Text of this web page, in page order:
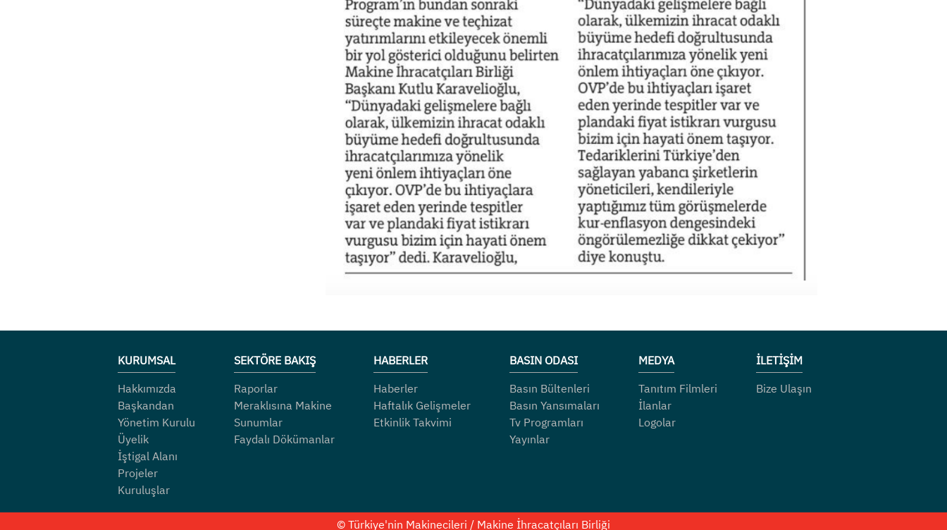
KURUMSAL
Hakkımızda
Başkandan
Yönetim Kurulu
Üyelik
İştigal Alanı
Projeler
Kuruluşlar
SEKTÖRE BAKIŞ
Raporlar
Meraklısına Makine
Sunumlar
Faydalı Dökümanlar
HABERLER
Haberler
Haftalık Gelişmeler
Etkinlik Takvimi
BASIN ODASI
Basın Bültenleri
Basın Yansımaları
Tv Programları
Yayınlar
MEDYA
Tanıtım Filmleri
İlanlar
Logolar
İLETİŞİM
Bize Ulaşın
© Türkiye'nin Makinecileri / Makine İhracatçıları Birliği